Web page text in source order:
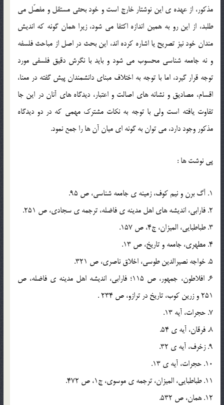
مذکور، از عهده ي اين نوشتار خارج است و خود بحثي مستقل و مفصّل مي
طلبد، از اين رو به همين اندازه اکتفا مي شود، زيرا همان گونه که انديش
مندان خود نيز تصريح يا اشاره کرده اند، اين بحث در اصل از مباحث فلسفه
و نه جامعه شناسي محسوب مي شود و بايد با نگرش دقيق فلسفي مورد
توجه قرار گيرد، اما با توجه به اختلاف مبناي دانشمندان پيش گفته در معنا،
اقسام، مصاديق و نشانه هاي اصالت و اعتبار، ديدگاه هاي آنان در اين جا
تفاوت يافته است ولي با توجه به نکات مشترک مهمي که در دو ديدگاه
مذکور وجود دارد، مي توان به گونه اي ميان آن ها را جمع نمود.
پي نوشت ها :
1. آگ برن و نيم کوف، زمينه ي جامعه شناسي، ص 95.
2. فارابي، انديشه هاي اهل مدينه ي فاضله، ترجمه ي سجادي، ص 251.
3. طباطبايي، الميزان، ج4، ص 157.
4. مطهري، جامعه و تاريخ، ص 13.
5. خواجه نصيرالدين طوسي، اخلاق ناصري، ص 321.
6. افلاطون، جمهور، ص 115؛ فارابي، انديشه اهل مدينه ي فاضله، ص
251 و زرين کوب، تاريخ در ترازو، ص 234 .
7. حجرات، آيه 13.
8. فرقان، آيه ي 54.
9. زخرف، آيه ي 32.
10. حجرات، آيه ي 13.
11. طباطبايي، الميزان، ترجمه ي موسوي، ج1، ص 472.
12. همان، ص 532.